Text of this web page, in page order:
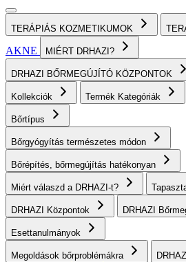
TERÁPIÁS KOZMETIKUMOK
AKNE
MIÉRT DRHAZI?
DRHAZI BŐRMEGÚJÍTÓ KÖZPONTOK
Kollekciók Termék Kategóriák
Bőrtípus
Bőrgyógyítás természetes módon
Bőrépítés, bőrmegújítás hatékonyan
Miért válaszd a DRHAZI-t?
DRHAZI Központok DRHAZI
Esettanulmányok
Megoldások bőrproblémákra